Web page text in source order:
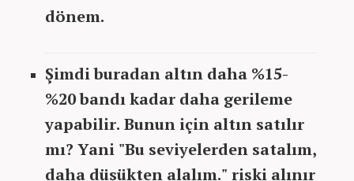
dönem.
Şimdi buradan altın daha %15-
%20 bandı kadar daha gerileme
yapabilir. Bunun için altın satılır
mı? Yani "Bu seviyelerden satalım,
daha düşükten alalım." riski alınır